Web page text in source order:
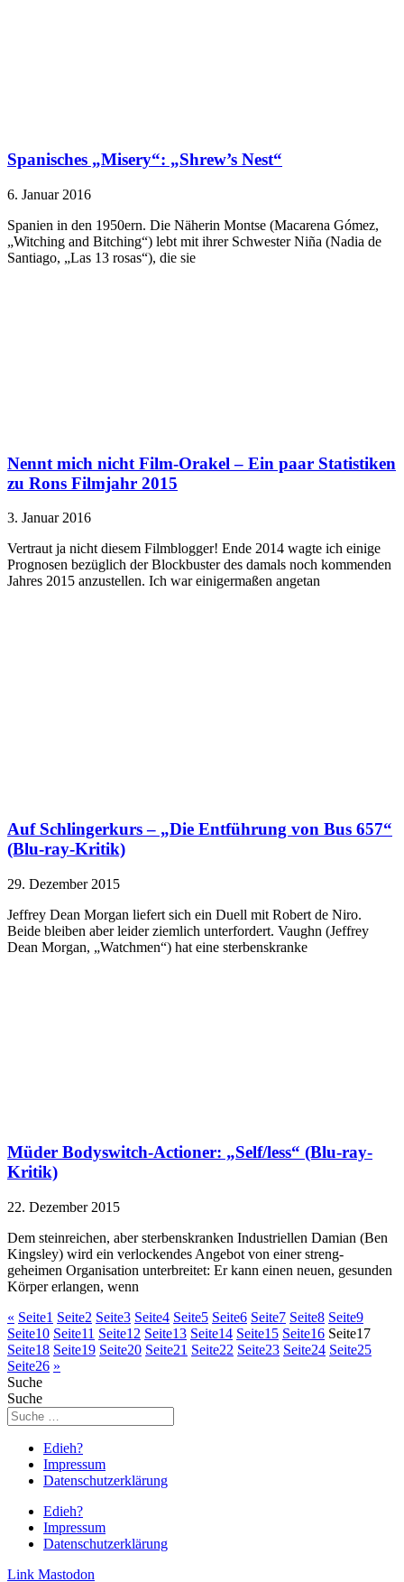
Spanisches „Misery“: „Shrew’s Nest“
6. Januar 2016
Spanien in den 1950ern. Die Näherin Montse (Macarena Gómez,
„Witching and Bitching“) lebt mit ihrer Schwester Niña (Nadia de
Santiago, „Las 13 rosas“), die sie
Nennt mich nicht Film-Orakel – Ein paar Statistiken
zu Rons Filmjahr 2015
3. Januar 2016
Vertraut ja nicht diesem Filmblogger! Ende 2014 wagte ich einige
Prognosen bezüglich der Blockbuster des damals noch kommenden
Jahres 2015 anzustellen. Ich war einigermaßen angetan
Auf Schlingerkurs – „Die Entführung von Bus 657“
(Blu-ray-Kritik)
29. Dezember 2015
Jeffrey Dean Morgan liefert sich ein Duell mit Robert de Niro.
Beide bleiben aber leider ziemlich unterfordert. Vaughn (Jeffrey
Dean Morgan, „Watchmen“) hat eine sterbenskranke
Müder Bodyswitch-Actioner: „Self/less“ (Blu-ray-
Kritik)
22. Dezember 2015
Dem steinreichen, aber sterbenskranken Industriellen Damian (Ben
Kingsley) wird ein verlockendes Angebot von einer streng-
geheimen Organisation unterbreitet: Er kann einen neuen, gesunden
Körper erlangen, wenn
« Seite1 Seite2 Seite3 Seite4 Seite5 Seite6 Seite7 Seite8 Seite9
Seite10 Seite11 Seite12 Seite13 Seite14 Seite15 Seite16 Seite17
Seite18 Seite19 Seite20 Seite21 Seite22 Seite23 Seite24 Seite25
Seite26 »
Suche
Suche
Edieh?
Impressum
Datenschutzerklärung
Edieh?
Impressum
Datenschutzerklärung
Link Mastodon